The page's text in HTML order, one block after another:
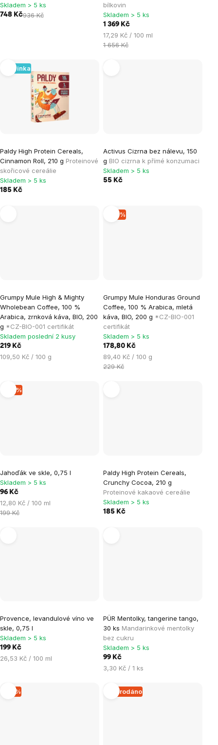
Skladem > 5 ks
748 Kč936 Kč
bílkovin
Skladem > 5 ks
1 369 Kč
Měrná
cena:
17,29 Kč / 100 ml
1 656 Kč
Novinka
Paldy High Protein Cereals,
Cinnamon Roll, 210 g Proteinové
skořicové cereálie
Skladem > 5 ks
185 Kč
Activus Cizrna bez nálevu, 150
g BIO cizrna k přímé konzumaci
Skladem > 5 ks
55 Kč
Grumpy Mule High & Mighty
Wholebean Coffee, 100 %
Arabica, zrnková káva, BIO, 200
g *CZ-BIO-001 certifikát
Skladem poslední 2 kusy
219 Kč
Měrná
109,50 Kč / 100 g
–21 %
Grumpy Mule Honduras Ground
Coffee, 100 % Arabica, mletá
káva, BIO, 200 g *CZ-BIO-001
certifikát
Skladem > 5 ks
178,80 Kč
Měrná
cena:
89,40 Kč / 100 g
229 Kč
–51 %
Jahoďák ve skle, 0,75 l
Skladem > 5 ks
96 Kč
Měrná
cena:
12,80 Kč / 100 ml
199 Kč
Paldy High Protein Cereals,
Crunchy Cocoa, 210 g
Proteinové kakaové cereálie
Skladem > 5 ks
185 Kč
Provence, levandulové víno ve
skle, 0,75 l
Skladem > 5 ks
199 Kč
Měrná
26,53 Kč / 100 ml
PÜR Mentolky, tangerine tango,
30 ks Mandarinkové mentolky
bez cukru
Skladem > 5 ks
99 Kč
Měrná
3,30 Kč / 1 ks
–11 % Vyprodáno